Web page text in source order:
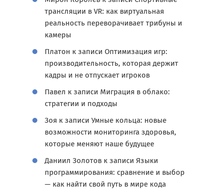
трансляции в VR: как виртуальная
реальность переворачивает трибуны и
камеры
Платон к записи Оптимизация игр:
производительность, которая держит
кадры и не отпускает игроков
Павел к записи Миграция в облако:
стратегии и подходы
Зоя к записи Умные кольца: новые
возможности мониторинга здоровья,
которые меняют наше будущее
Даниил Золотов к записи Языки
программирования: сравнение и выбор
— как найти свой путь в мире кода